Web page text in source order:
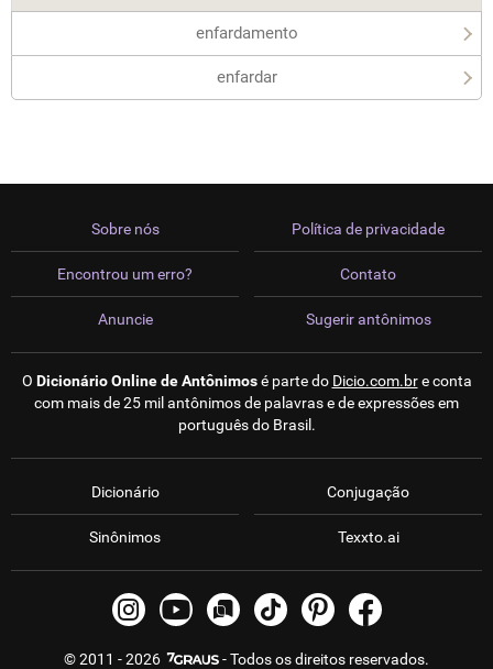
enfardamento
enfardar
Sobre nós
Encontrou um erro?
Anuncie
Política de privacidade
Contato
Sugerir antônimos
O Dicionário Online de Antônimosé parte do Dicio.com.bre conta
com mais de 25 mil antônimos de palavras e de expressões em
português do Brasil.
Dicionário
Sinônimos
Conjugação
Texxto.ai
© 2011 - 2026 - Todos os direitos reservados.